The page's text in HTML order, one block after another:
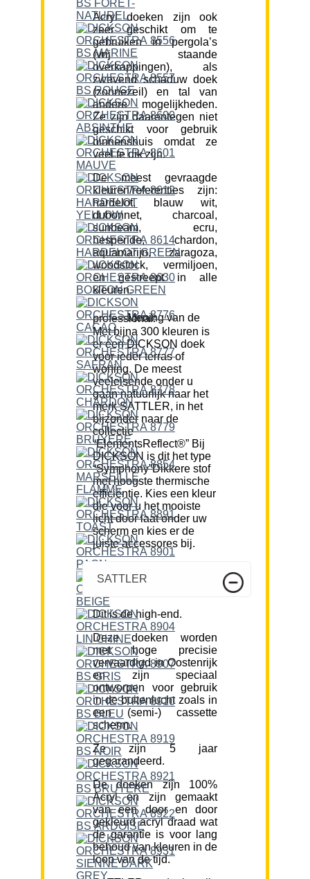
Acryl doeken zijn ook
zeer geschikt om te
gebruiken in pergola’s
(vrij staande
overkappingen), als
zwevend schaduw doek
(zonnezeil) en tal van
andere mogelijkheden.
Ze zijn daarentegen niet
geschikt voor gebruik
binnenshuis omdat ze
veel te dik zijn.
De meest gevraagde
kleuren/referenties zijn:
hardelot, blauw wit,
dubonnet, charcoal,
sunbeam, ecru,
hesperide, chardon,
aquamarijn, zaragoza,
woodstock, vermiljoen,
en gestreept in alle
kleuren.
Mening van de professional:
Met bijna 300 kleuren is
er een DICKSON doek
voor ieder terras of
woning. De meest
veeleisende onder u
gaan natuurlijk naar het
merk SATTLER, in het
bijzonder naar de
collectie
“ElementsReflect®” Bij
DICKSON is dit het type
“Symphony”Dikkere stof
met hoogste thermische
efficiëntie. Kies een kleur
die voor u het mooiste
licht door laat onder uw
scherm en kies er de
juiste accessores bij.
SATTLER
Dit is de high-end.
Deze doeken worden
met hoge precisie
vervaardigd in Oostenrijk
en zijn speciaal
ontworpen voor gebruik
in de buitenlucht zoals in
een (semi-) cassette
scherm.
Ze zijn 5 jaar
gegarandeerd.
De doeken zijn 100%
Acryl en zijn gemaakt
van een door en door
gekleurd acryl draad wat
de garantie is voor lang
behoud van kleuren in de
loop van de tijd.